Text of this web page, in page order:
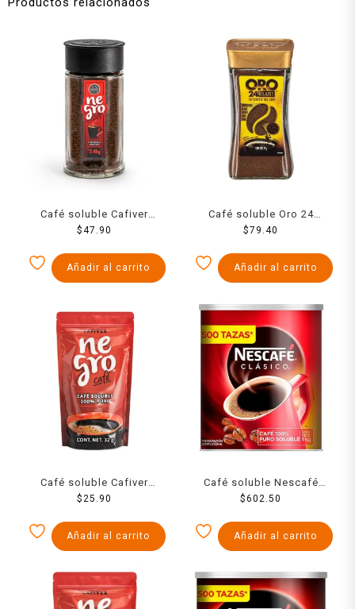
Café soluble Cafiver
Negro 45 g
$47.90
Añadir al carrito
Café soluble Oro 24
kilates 75 g
$79.40
Añadir al carrito
Café soluble Cafiver
Negro Doypack 32 g
$ 25.90
Añadir al carrito
Café soluble Nescafé
Clásico 1 kg
$602.50
Añadir al carrito